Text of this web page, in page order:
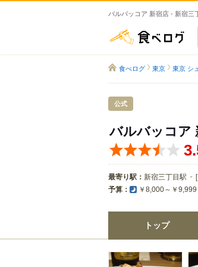
バルバッコア 新宿店 - 新宿三
食
食べログ 東京 東京 シ
公式
バルバッコア
最寄り駅： 新宿三丁目駅 [
予算： ￥8,000～￥9,999
トップ